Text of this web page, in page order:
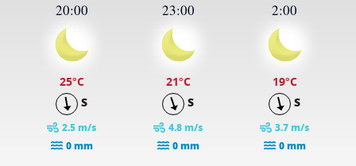
20:00
25°C
S
2.5 m/s
0 mm
23:00
21°C
S
4.8 m/s
0 mm
2:00
19°C
S
3.7 m/s
0 mm